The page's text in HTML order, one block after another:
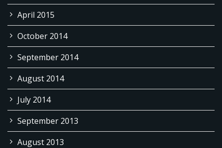
April 2015
October 2014
September 2014
August 2014
July 2014
September 2013
August 2013